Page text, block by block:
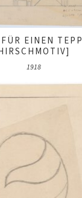
EINEN
1918